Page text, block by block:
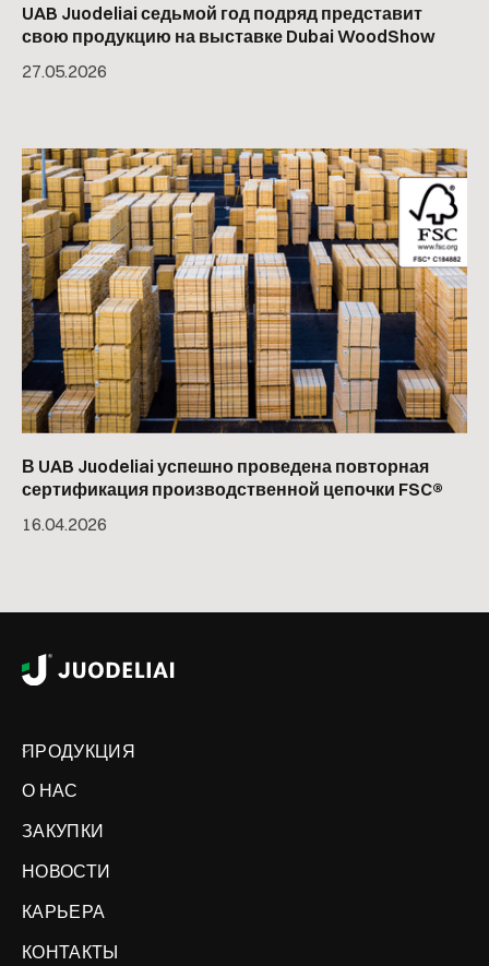
UAB Juodeliai седьмой год подряд представит
свою продукцию на выставке Dubai WoodShow
27.05.2026
В UAB Juodeliai успешно проведена повторная
сертификация производственной цепочки FSC®
16.04.2026
ПРОДУКЦИЯ
О НАС
ЗАКУПКИ
НОВОСТИ
КАРЬЕРА
КОНТАКТЫ